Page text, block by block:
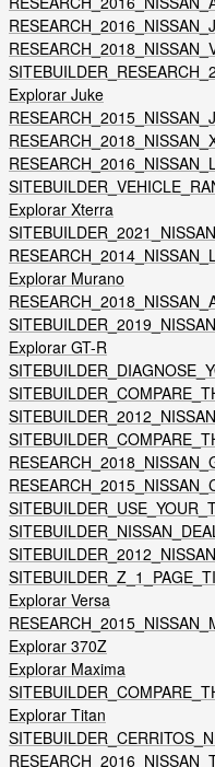
Explorar Juke
Explorar Xterra
Explorar Murano
Explorar GT-R
Explorar Versa
Explorar 370Z
Explorar Maxima
Explorar Titan